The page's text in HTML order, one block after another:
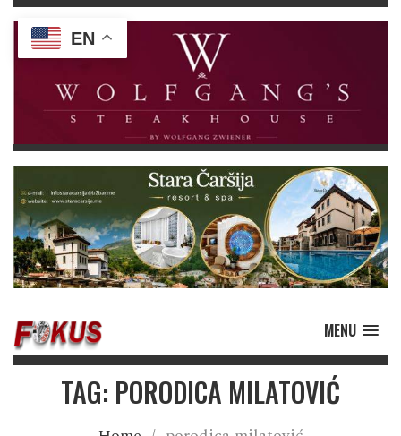
MENU
TAG: PORODICA MILATOVIĆ
EN